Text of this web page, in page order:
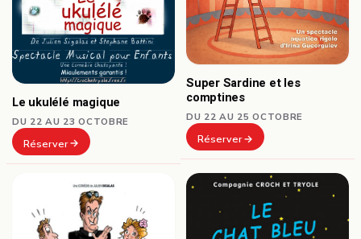
Le ukulélé magique
DU 22 AU 23 OCTOBRE
Réserver
Super Sardine et les
comptines
DU 22 AU 25 OCTOBRE
Réserver